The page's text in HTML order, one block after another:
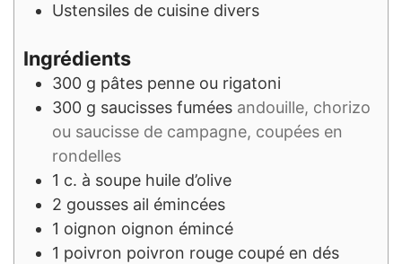
Ustensiles de cuisine divers
Ingrédients
300 g pâtes penne ou rigatoni
300 g saucisses fumées andouille, chorizo
ou saucisse de campagne, coupées en
rondelles
1 c. à soupe huile d’olive
2 gousses ail émincées
1 oignon oignon émincé
1 poivron poivron rouge coupé en dés